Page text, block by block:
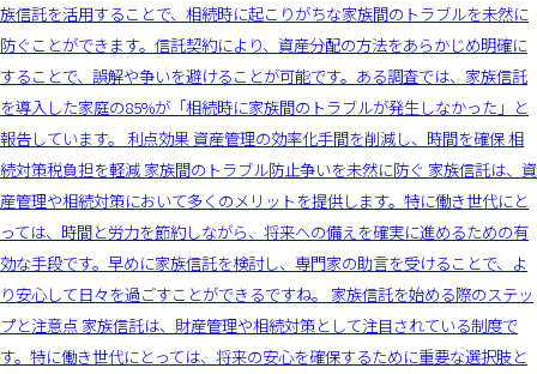
族信託を活用することで、相続時に起こりがちな家族間のトラブルを未然に
防ぐことができます。信託契約により、資産分配の方法をあらかじめ明確に
することで、誤解や争いを避けることが可能です。ある調査では、家族信託
を導入した家庭の85%が「相続時に家族間のトラブルが発生しなかった」と
報告しています。 利点効果 資産管理の効率化手間を削減し、時間を確保 相
続対策税負担を軽減 家族間のトラブル防止争いを未然に防ぐ 家族信託は、資
産管理や相続対策において多くのメリットを提供します。特に働き世代にと
っては、時間と労力を節約しながら、将来への備えを確実に進めるための有
効な手段です。早めに家族信託を検討し、専門家の助言を受けることで、よ
り安心して日々を過ごすことができるですね。 家族信託を始める際のステッ
プと注意点 家族信託は、財産管理や相続対策として注目されている制度で
す。特に働き世代にとっては、将来の安心を確保するために重要な選択肢と